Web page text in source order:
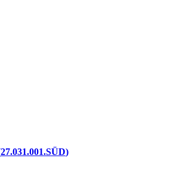
27.031.001.SÜD